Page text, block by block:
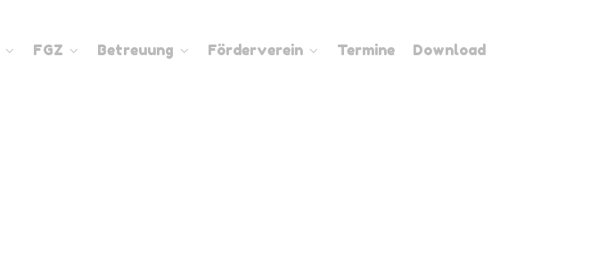
FGZ Betreuung Förderverein Termine Download